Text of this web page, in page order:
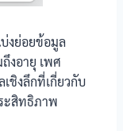
งย่อยข้อมูล
งอายุ เพศ
ชิงลึกที่เกี่ยวกับ
ะสิทธิภาพ